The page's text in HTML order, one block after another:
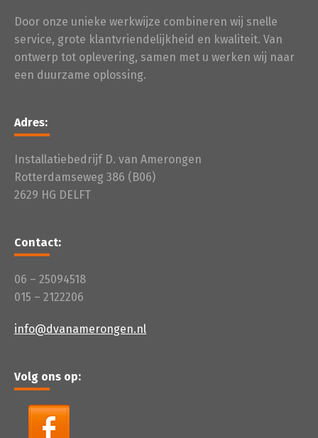
Door onze unieke werkwijze combineren wij snelle
service, grote klantvriendelijkheid en kwaliteit. Van
ontwerp tot oplevering, samen met u werken wij naar
een duurzame oplossing.
Adres:
Installatiebedrijf D. van Amerongen
Rotterdamseweg 386 (B06)
2629 HG DELFT
Contact:
06 – 25094518
015 – 2122206
info@dvanamerongen.nl
Volg ons op: